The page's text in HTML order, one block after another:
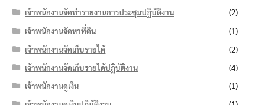
เจ้าพนักงานจัดทำรายงานการประชุมปฏิบัติงาน
(2)
เจ้าพนักงานจัดหาที่ดิน
(1)
เจ้าพนักงานจัดเก็บรายได้
(2)
เจ้าพนักงานจัดเก็บรายได้ปฏิบัติงาน
(4)
เจ้าพนักงานดูเงิน
(1)